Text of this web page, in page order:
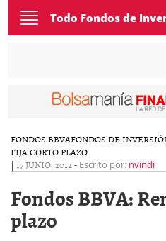
Toggle
navigation
Todo Fondos de
FONDOS BBVAFONDOS DE
FIJA CORTO PLAZO
| 17 JUNIO, 2012- Escrito por: nvindi
Fondos BBVA:
plazo